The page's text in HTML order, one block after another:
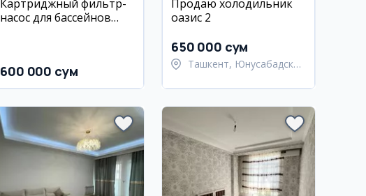
Картриджный фильтр-
насос для бассейнов
600 000 сум
Продаю холодильник
оазис 2
650 000 сум
Ташкент, Юнусабадский